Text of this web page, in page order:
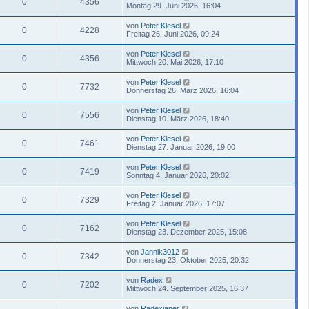
0 4356
Montag 29. Juni 2026, 16:04
0 4228 von Peter Klesel
Freitag 26. Juni 2026, 09:24
0 4356 von Peter Klesel
Mittwoch 20. Mai 2026, 17:10
0 7732 von Peter Klesel
Donnerstag 26. März 2026, 16:04
0 7556 von Peter Klesel
Dienstag 10. März 2026, 18:40
0 7461 von Peter Klesel
Dienstag 27. Januar 2026, 19:00
0 7419 von Peter Klesel
Sonntag 4. Januar 2026, 20:02
0 7329 von Peter Klesel
Freitag 2. Januar 2026, 17:07
0 7162 von Peter Klesel
Dienstag 23. Dezember 2025, 15:08
0 7342 von Jannik3012
Donnerstag 23. Oktober 2025, 20:32
0 7202 von Radex
Mittwoch 24. September 2025, 16:37